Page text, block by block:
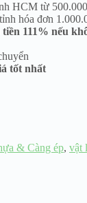
₫
HCM từ
hóa đơn
tiền 111% nếu
tốt nhất
& Càng ép, vật